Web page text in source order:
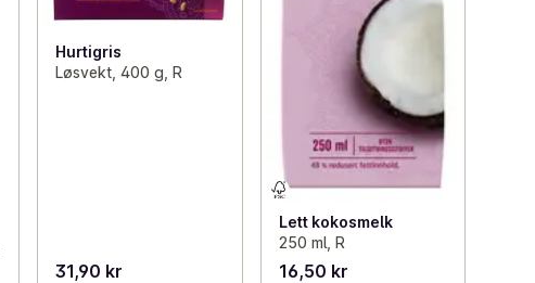
Hurtigris
Løsvekt, 400 g, R
31,90 kr
Lett kokosmelk
250 ml, R
16,50 kr